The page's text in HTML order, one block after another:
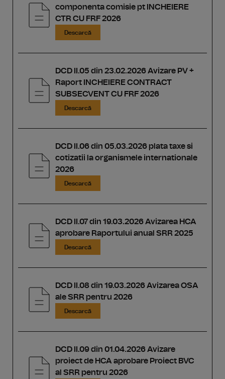
componenta comisie pt INCHEIERE
CTR CU FRF 2026
Descarcă
DCD II.05 din 23.02.2026 Avizare PV +
Raport INCHEIERE CONTRACT
SUBSECVENT CU FRF 2026
Descarcă
DCD II.06 din 05.03.2026 plata taxe si
cotizatii la organismele internationale
2026
Descarcă
DCD II.07 din 19.03.2026 Avizarea HCA
aprobare Raportului anual SRR 2025
Descarcă
DCD II.08 din 19.03.2026 Avizarea OSA
ale SRR pentru 2026
Descarcă
DCD II.09 din 01.04.2026 Avizare
proiect de HCA aprobare Proiect BVC
al SRR pentru 2026